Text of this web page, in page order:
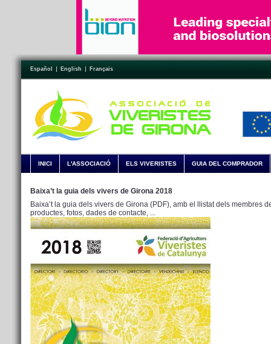
Español English Français
INICI L'ASSOCIACIÓ ELS VIVERISTES GUIA DEL COMPRADOR
Baixa’t la guia dels vivers de Girona 2018
Baixa’t la guia dels vivers de Girona (PDF), amb el llistat dels membres
productes, fotos, dades de contacte, ...